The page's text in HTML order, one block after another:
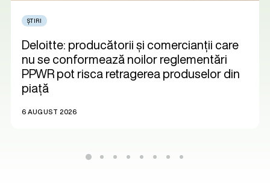
ȘTIRI
Deloitte: producătorii și comercianții care
nu se conformează noilor reglementări
PPWR pot risca retragerea produselor din
piață
6 AUGUST 2026